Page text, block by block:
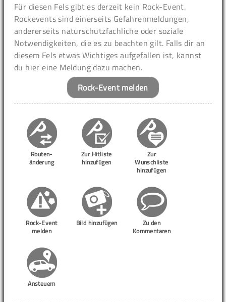
Für diesen Fels gibt es derzeit kein Rock-Event.
Rockevents sind einerseits Gefahrenmeldungen,
andererseits naturschutzfachliche oder soziale
Notwendigkeiten, die es zu beachten gilt. Falls dir an
diesem Fels etwas Wichtiges aufgefallen ist, kannst
du hier eine Meldung dazu machen.
Rock-Event melden
Routen-
änderung
Zur Hitliste
hinzufügen
Zur
Wunschliste
hinzufügen
Rock-Event
melden
Bild hinzufügen
Zu den
Kommentaren
Ansteuern